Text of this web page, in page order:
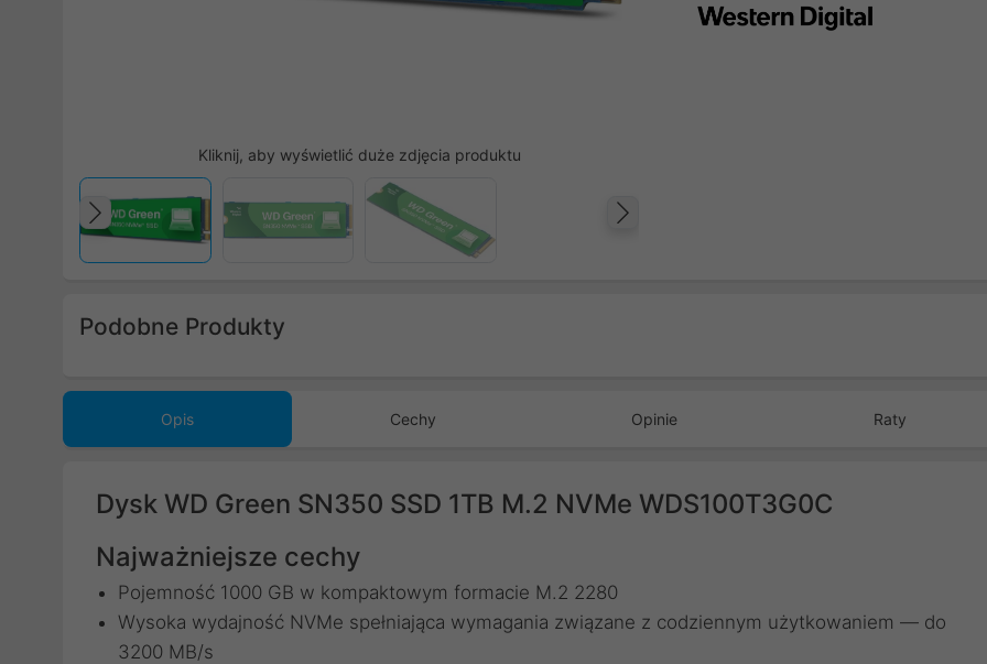
Kliknij, aby wyświetlić duże zdjęcia produktu
Poprzedni
Podobne Produkty
Opis Cechy Opinie Raty
Dysk WD Green SN350 SSD 1TB M.2 NVMe WDS100T3G0C
Najważniejsze cechy
Pojemność 1000 GB w kompaktowym formacie M.2 2280
Wysoka wydajność NVMe spełniająca wymagania związane z codziennym użytkowaniem — do
3200 MB/s